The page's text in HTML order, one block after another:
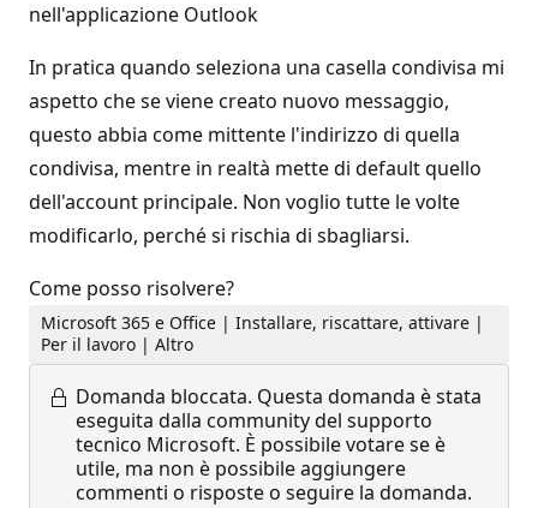
nell'applicazione Outlook
In pratica quando seleziona una casella condivisa mi
aspetto che se viene creato nuovo messaggio,
questo abbia come mittente l'indirizzo di quella
condivisa, mentre in realtà mette di default quello
dell'account principale. Non voglio tutte le volte
modificarlo, perché si rischia di sbagliarsi.
Come posso risolvere?
Microsoft 365 e Office | Installare, riscattare, attivare |
Per il lavoro | Altro
Domanda bloccata. Questa domanda è stata
eseguita dalla community del supporto
tecnico Microsoft. È possibile votare se è
utile, ma non è possibile aggiungere
commenti o risposte o seguire la domanda.